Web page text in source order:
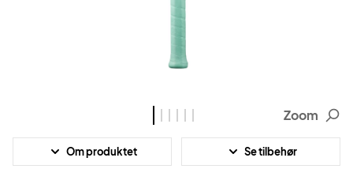
Zoom
Om produktet Se tilbehør